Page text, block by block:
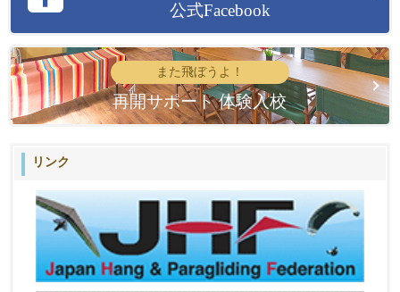
公式Facebook
また飛ぼうよ！
再開サポート 体験入校
リンク